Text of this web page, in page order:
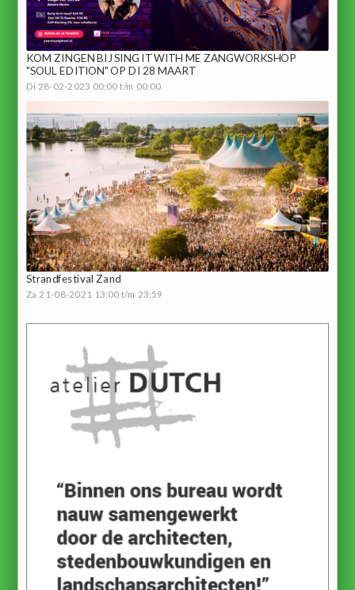
KOM ZINGEN BIJ SING IT WITH ME ZANGWORKSHOP
"SOUL EDITION" OP DI 28 MAART
Di 28-02-2023 00:00 t/m 00:00
Strandfestival Zand
Za 21-08-2021 13:00 t/m 23:59